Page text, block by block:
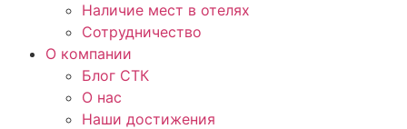
Наличие мест в отелях
Сотрудничество
О компании
Блог СТК
О нас
Наши достижения